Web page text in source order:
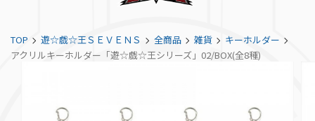
TOP 遊☆戯☆王ＳＥＶＥＮＳ 全商品 雑貨
キーホルダー
アクリルキーホルダー「遊☆戯☆王シリーズ」02/BOX(全8種)